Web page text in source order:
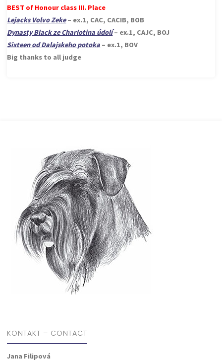
BEST of Honour class III. Place
Lejacks Volvo Zeke– ex.1, CAC, CACIB, BOB
Dynasty Black ze Charlotina údolí– ex.1, CAJC, BOJ
Sixteen od Dalajskeho potoka – ex.1, BOV
Big thanks to all judge
KONTAKT – CONTACT
Jana Filipová